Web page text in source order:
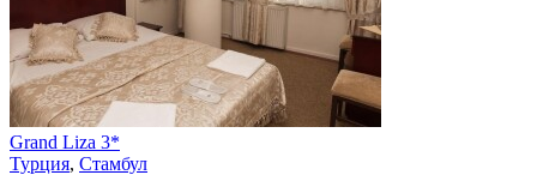
Grand Liza 3*
Турция, Стамбул